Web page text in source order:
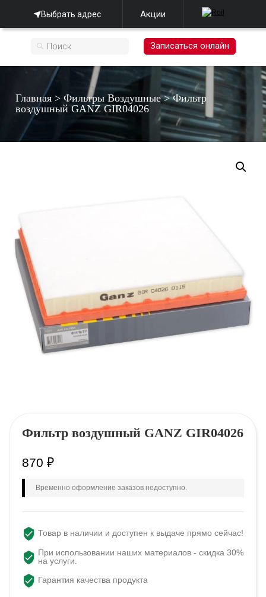
Выбрать адрес Акции
Записаться онлайн
Главная >Фильтры Воздушные>Фильтр
воздушный GANZ GIR04026
Фильтр воздушный GANZ GIR04026
870 ₽
Временно оформление заказов недоступно.
Товар в наличии и доступен к выдаче прямо сейчас!
При использовании наших материалов - скидка 30%
на услуги.
Гарантия качества продукта